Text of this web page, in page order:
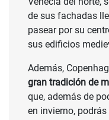
de sus fachadas
pasear por su
sus edificios
Además,
gran tradición de
que, además de
en invierno,